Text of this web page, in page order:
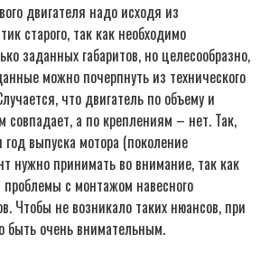
двигателя надо исходя из
старого, так как необходимо
заданных габаритов, но целесообразно,
можно почерпнуть из технического
что двигатель по объему и
совпадает, а по креплениям – нет. Так,
год выпуска мотора (поколение
нужно принимать во внимание, так как
с монтажом навесного
Чтобы не возникало таких нюансов, при
быть очень внимательным.